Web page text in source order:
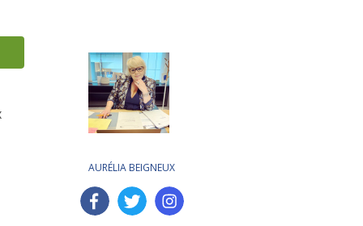
AURÉLIA BEIGNEUX